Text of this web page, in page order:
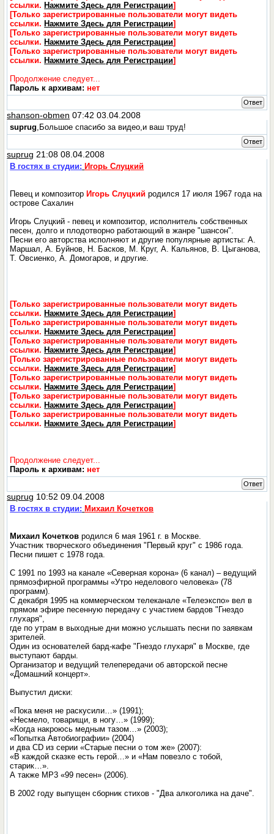
ссылки. Нажмите Здесь для Регистрации]
[Только зарегистрированные пользователи могут видеть
ссылки. Нажмите Здесь для Регистрации]
[Только зарегистрированные пользователи могут видеть
ссылки. Нажмите Здесь для Регистрации]
[Только зарегистрированные пользователи могут видеть
ссылки. Нажмите Здесь для Регистрации]
Продолжение следует...
Пароль к архивам:нет
Ответ
shanson-obmen 07:42 03.04.2008
suprug,Большое спасибо за видео,и ваш труд!
Ответ
suprug 21:08 08.04.2008
В гостях в студии: Игорь Слуцкий
Певец и композитор Игорь Слуцкий родился 17 июля 1967 года на
острове Сахалин
Игорь Слуцкий - певец и композитор, исполнитель собственных
песен, долго и плодотворно работающий в жанре "шансон".
Песни его авторства исполняют и другие популярные артисты: А.
Маршал, А. Буйнов, Н. Басков, М. Круг, А. Кальянов, В. Цыганова,
Т. Овсиенко, А. Домогаров, и другие.
[Только зарегистрированные пользователи могут видеть
ссылки. Нажмите Здесь для Регистрации]
[Только зарегистрированные пользователи могут видеть
ссылки. Нажмите Здесь для Регистрации]
[Только зарегистрированные пользователи могут видеть
ссылки. Нажмите Здесь для Регистрации]
[Только зарегистрированные пользователи могут видеть
ссылки. Нажмите Здесь для Регистрации]
[Только зарегистрированные пользователи могут видеть
ссылки. Нажмите Здесь для Регистрации]
[Только зарегистрированные пользователи могут видеть
ссылки. Нажмите Здесь для Регистрации]
[Только зарегистрированные пользователи могут видеть
ссылки. Нажмите Здесь для Регистрации]
Продолжение следует...
Пароль к архивам:нет
Ответ
suprug 10:52 09.04.2008
В гостях в студии: Михаил Кочетков
Михаил Кочетков родился 6 мая 1961 г. в Москве.
Участник творческого объединения "Первый круг" с 1986 года.
Песни пишет с 1978 года.
С 1991 по 1993 на канале «Северная корона» (6 канал) – ведущий
прямоэфирной программы «Утро неделового человека» (78
программ).
С декабря 1995 на коммерческом телеканале «Телеэкспо» вел в
прямом эфире песенную передачу с участием бардов "Гнездо
глухаря",
где по утрам в выходные дни можно услышать песни по заявкам
зрителей.
Один из основателей бард-кафе "Гнездо глухаря" в Москве, где
выступают барды.
Организатор и ведущий телепередачи об авторской песне
«Домашний концерт».
Выпустил диски:
«Пока меня не раскусили…» (1991);
«Несмело, товарищи, в ногу…» (1999);
«Когда накроюсь медным тазом…» (2003);
«Попытка Автобиографии» (2004)
и два CD из серии «Старые песни о том же» (2007):
«В каждой сказке есть герой…» и «Нам повезло с тобой,
старик…».
А также МР3 «99 песен» (2006).
В 2002 году выпущен сборник стихов - "Два алкоголика на даче".